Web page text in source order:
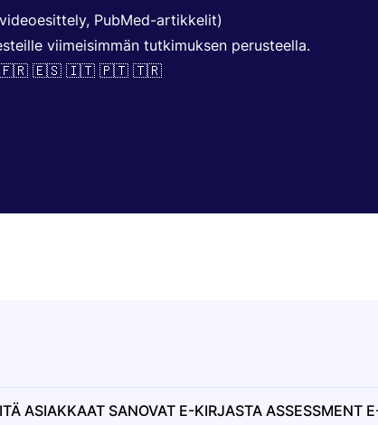
PubMed-artikkelit)
viimeisimmän tutkimuksen perusteella.
🇫🇷 🇪🇸 🇮🇹 🇵🇹 🇹🇷
ASIAKKAAT SANOVAT E-KIRJASTA ASSESSMENT